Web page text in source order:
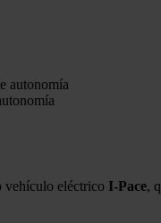
vehículo eléctrico I-Pace,